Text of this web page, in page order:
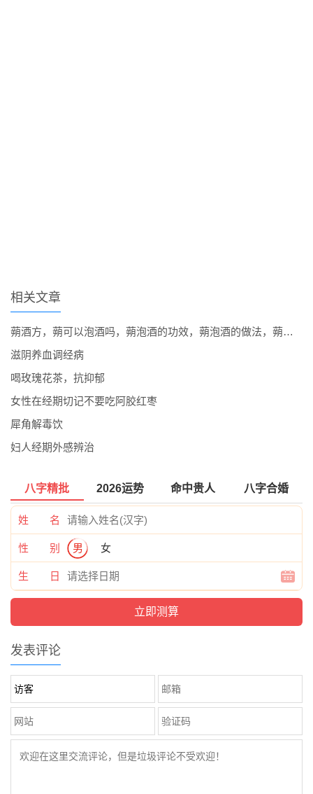
相关文章
蒴酒方，蒴可以泡酒吗，蒴泡酒的功效，蒴泡酒的做法，蒴泡酒的方法
滋阴养血调经病
喝玫瑰花茶，抗抑郁
女性在经期切记不要吃阿胶红枣
犀角解毒饮
妇人经期外感辨治
八字精批 2026运势 命中贵人 八字合婚
姓 名
性 别 男 女
生 日
发表评论